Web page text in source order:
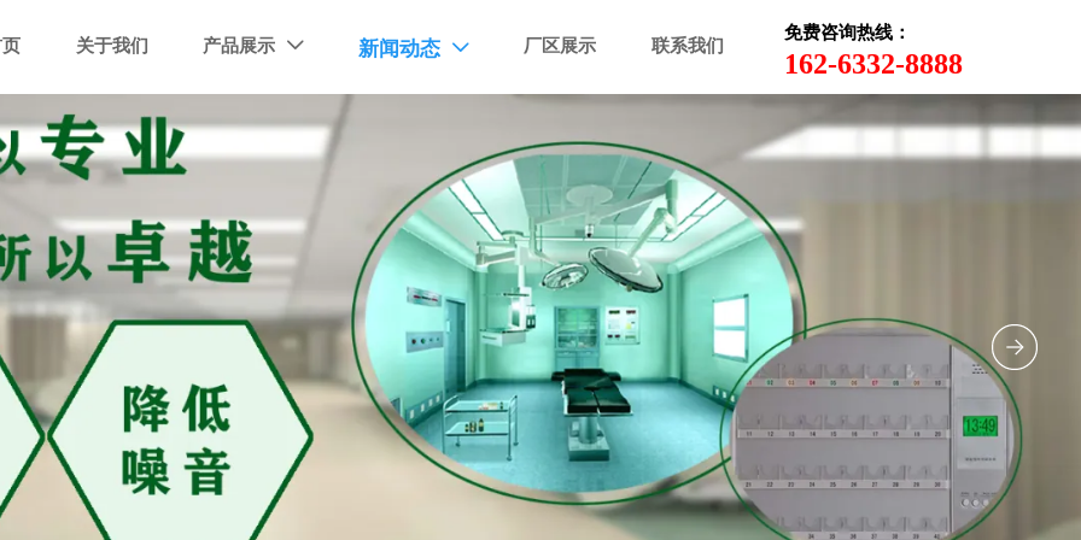
关于我们 产品展示  新闻动态  厂区展示 联系我们
免费咨询热线：
162-6332-8888